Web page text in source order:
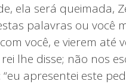
ela será queimada,
palavras ou você
você, e vierem até
lhe disse; não nos
apresentei este